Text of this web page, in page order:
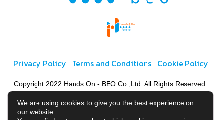
Privacy Policy Terms and Conditions Cookie Policy
Copyright 2022 Hands On - BEO Co.,Ltd. All Rights Reserved.
We are using cookies to give you the best experience on
our website.